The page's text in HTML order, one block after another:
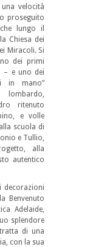
velocità
proseguito
lungo il
Chiesa dei
Miracoli. Si
dei primi
– e uno dei
in mano”
lombardo,
ritenuto
e volle
scuola di
e Tullio,
alla
autentico
decorazioni
Benvenuto
Adelaide,
splendore
di una
con la sua